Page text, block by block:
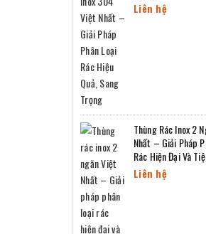
Liên hệ
Thùng Rác Inox 2
Nhất – Giải Pháp
Rác Hiện Đại Và
Liên hệ